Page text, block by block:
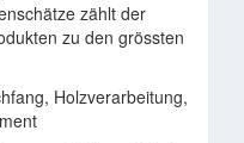
zählt der
zu den grössten
Holzverarbeitung,